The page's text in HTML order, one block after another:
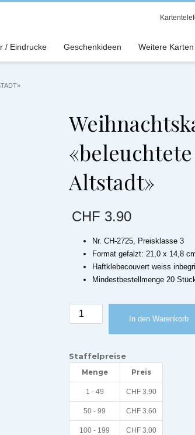
/ Eindrucke Geschenkideen Weitere Karten
Altstadt»
CHF 3.90
Nr. CH-2725, Preisklasse 3
Format gefalzt: 21,0 x 14,8
Haftklebecouvert weiss
Mindestbestellmenge 20
Weihnachtskarte
Stadt
Berner
Altstadt»
Menge
In den Warenkorb
Staffelpreise
Menge Preis
1 - 49 CHF 3.90
50 - 99 CHF 3.60
100 - 199 CHF 3.00